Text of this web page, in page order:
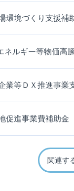
環境づくり支援補
ネルギー等物価高
業等ＤＸ推進事業
促進事業費補助金
関連す